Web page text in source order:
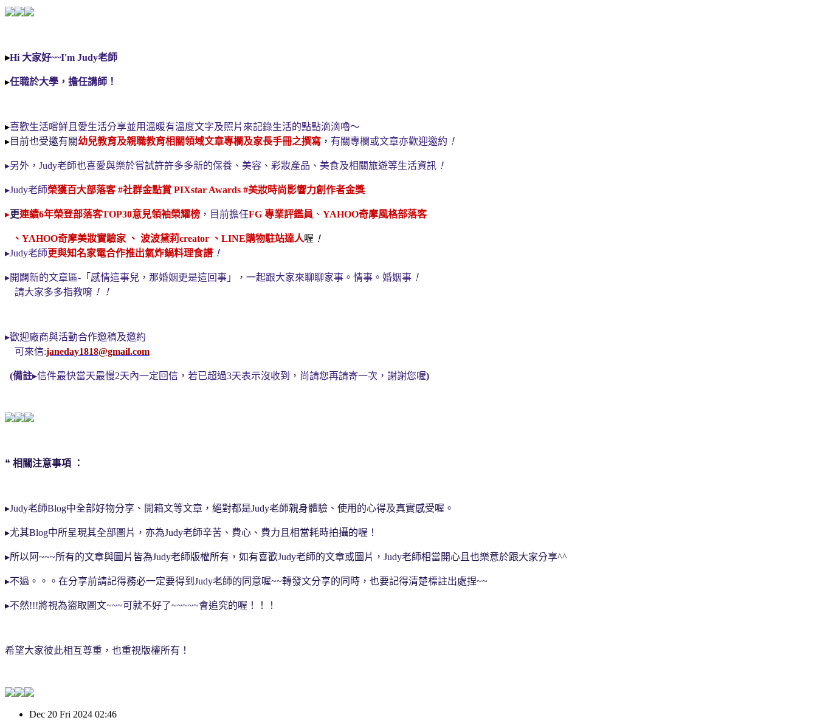
▸Hi 大家好~~I'm Judy老師
▸任職於大學，擔任講師！
▸喜歡生活嚐鮮且愛生活分享並用溫暖有溫度文字及照片來記錄生活的點點滴滴嚕～
▸目前也受邀有關幼兒教育及親職教育相關領域文章專欄及家長手冊之撰寫 ， 有關專欄或文章亦歡迎邀約 ！
▸另外， Judy老師也喜愛與樂於嘗試許許多多新的保養、美容、彩妝產品、美食及相關旅遊等生活資訊 ！
▸Judy老師榮獲百大部落客#社群金點賞 PIXstar Awards #美妝時尚影響力創作者金獎
▸更連續6年榮登部落客TOP30意見領袖榮耀榜 ，目前擔任FG 專業評鑑員 、 YAHOO奇摩風格部落客
、 YAHOO奇摩美妝實驗家 、 波波黛莉creator 、 LINE購物駐站達人喔 ！
▸Judy老師更與知名家電合作推出氣炸鍋料理食譜 ！
▸開闢新的文章區- 「感情這事兒，那婚姻更是這回事」，一起跟大家來聊聊家事。情事。婚姻事 ！
請大家多多指教唷 ！！
▸歡迎廠商與活動合作邀稿及邀約
可來信:janeday1818@gmail.com
(備註▸信件最快當天最慢2天內一定回信，若已超過3天表示沒收到， 尚請您再請寄一次，謝謝您喔)
❝ 相關注意事項 ：
▸Judy老師Blog中全部好物分享、開箱文等文章，絕對都是Judy老師親身體驗、使用的心得及真實感受喔。
▸尤其Blog中所呈現其全部圖片，亦為Judy老師辛苦、費心、費力且相當耗時拍攝的喔！
▸所以阿~~~所有的文章與圖片皆為Judy老師版權所有，如有喜歡Judy老師的文章或圖片，Judy老師相當開心且也樂意於跟大家分享^^
▸不過 。。。 在分享前請記得務必一定要得到Judy老師的同意喔~~轉發文分享的同時，也要記得清楚標註出處捏~~
▸不然!!!將視為盜取圖文~~~可就不好了~~~~~會追究的喔！！！
希望大家彼此相互尊重 ，也重視版權所有！
Dec 20 Fri 2024 02:46